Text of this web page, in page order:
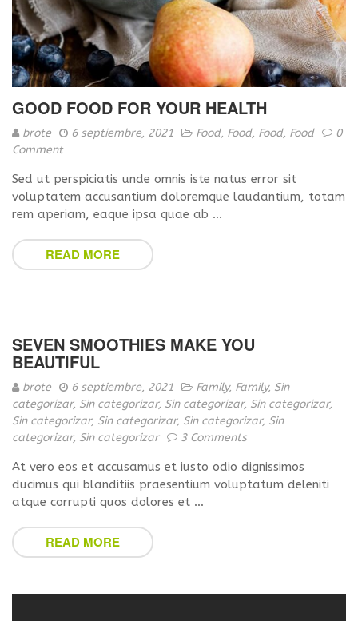
GOOD FOOD FOR YOUR HEALTH
brote 6 septiembre, 2021 Food, Food, Food, Food
0
Comment
Sed ut perspiciatis unde omnis iste natus error sit
voluptatem accusantium doloremque laudantium, totam
rem aperiam, eaque ipsa quae ab …
READ MORE
SEVEN SMOOTHIES MAKE YOU
BEAUTIFUL
brote 6 septiembre, 2021 Family, Family, Sin
categorizar, Sin categorizar, Sin categorizar, Sin categorizar,
Sin categorizar, Sin categorizar, Sin categorizar, Sin
categorizar, Sin categorizar 3 Comments
At vero eos et accusamus et iusto odio dignissimos
ducimus qui blanditiis praesentium voluptatum deleniti
atque corrupti quos dolores et …
READ MORE